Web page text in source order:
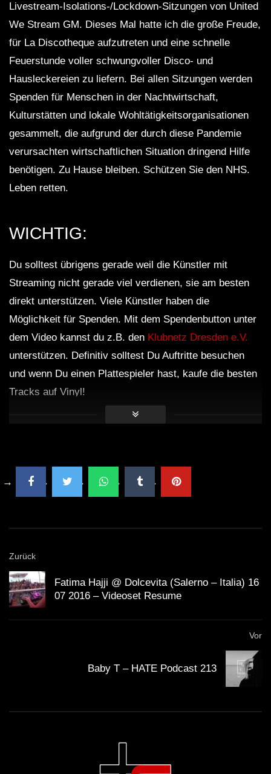
Livestream-Isolations-/Lockdown-Sitzungen von United
We Stream GM. Dieses Mal hatte ich die große Freude,
für La Discotheque aufzutreten und eine schnelle
Feuerstunde voller schwungvoller Disco- und
Hausleckereien zu liefern. Bei allen Sitzungen werden
Spenden für Menschen in der Nachtwirtschaft,
Kulturstätten und lokale Wohltätigkeitsorganisationen
gesammelt, die aufgrund der durch diese Pandemie
verursachten wirtschaftlichen Situation dringend Hilfe
benötigen. Zu Hause bleiben. Schützen Sie den NHS.
Leben retten.
WICHTIG:
Du solltest übrigens gerade weil die Künstler mit
Streaming nicht gerade viel verdienen, sie am besten
direkt unterstützen. Viele Künstler haben die
Möglichkeit für Spenden. Mit dem Spendenbutton unter
dem Video kannst du z.B. den Klubnetz Dresden e.V.
unterstützen. Definitiv solltest Du Auftritte besuchen
und wenn Du einen Plattespieler hast, kaufe die besten
Tracks auf Vinyl!
Zurück
Fatima Hajji @ Dolcevita (Salerno – Italia) 16
07 2016 – Videoset Resume
Vor
Baby T – HATE Podcast 213